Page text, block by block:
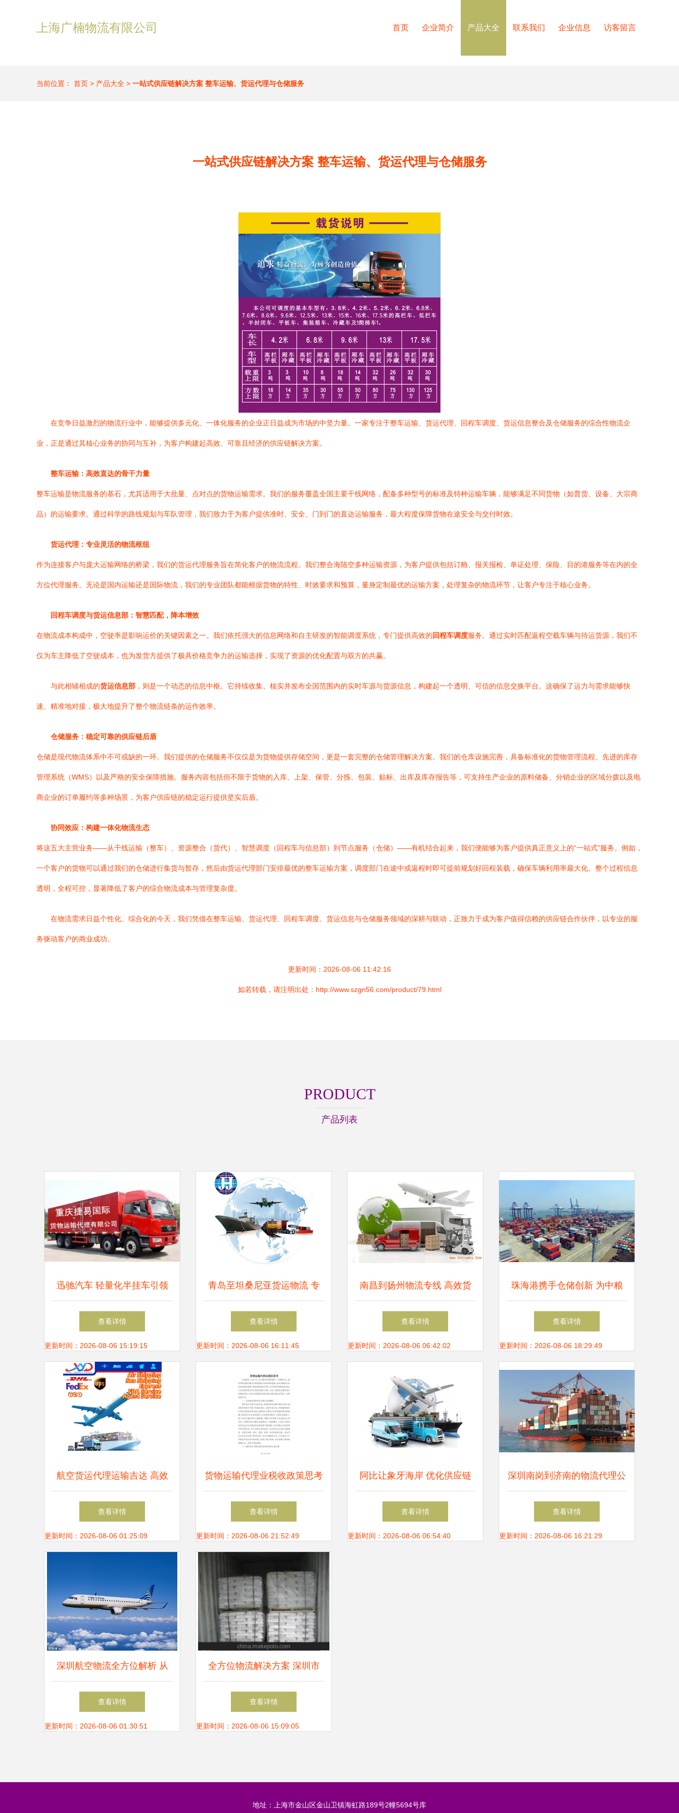
上海广楠物流有限公司 首页 企业简介 产品大全 联系我们 企业信息 访客留言
当前位置： 首页 > 产品大全 > 一站式供应链解决方案 整车运输、货运代理与仓储服务
一站式供应链解决方案 整车运输、货运代理与仓储服务
在竞争日益激烈的物流行业中，能够提供多元化、一体化服务的企业正日益成为市场的中坚力量。一家专注于整车运输、货运代理、回程车调度、货运信息整合及仓储服务的综合性物流企
业，正是通过其核心业务的协同与互补，为客户构建起高效、可靠且经济的供应链解决方案。
整车运输：高效直达的骨干力量
整车运输是物流服务的基石，尤其适用于大批量、点对点的货物运输需求。我们的服务覆盖全国主要干线网络，配备多种型号的标准及特种运输车辆，能够满足不同货物（如普货、设备、大宗商
品）的运输要求。通过科学的路线规划与车队管理，我们致力于为客户提供准时、安全、门到门的直达运输服务，最大程度保障货物在途安全与交付时效。
货运代理：专业灵活的物流枢纽
作为连接客户与庞大运输网络的桥梁，我们的货运代理服务旨在简化客户的物流流程。我们整合海陆空多种运输资源，为客户提供包括订舱、报关报检、单证处理、保险、目的港服务等在内的全
方位代理服务。无论是国内运输还是国际物流，我们的专业团队都能根据货物的特性、时效要求和预算，量身定制最优的运输方案，处理复杂的物流环节，让客户专注于核心业务。
回程车调度与货运信息部：智慧匹配，降本增效
在物流成本构成中，空驶率是影响运价的关键因素之一。我们依托强大的信息网络和自主研发的智能调度系统，专门提供高效的回程车调度服务。通过实时匹配返程空载车辆与待运货源，我们不
仅为车主降低了空驶成本，也为发货方提供了极具价格竞争力的运输选择，实现了资源的优化配置与双方的共赢。
与此相辅相成的货运信息部 ，则是一个动态的信息中枢。它持续收集、核实并发布全国范围内的实时车源与货源信息，构建起一个透明、可信的信息交换平台。这确保了运力与需求能够快
速、精准地对接，极大地提升了整个物流链条的运作效率。
仓储服务：稳定可靠的供应链后盾
仓储是现代物流体系中不可或缺的一环。我们提供的仓储服务不仅仅是为货物提供存储空间，更是一套完整的仓储管理解决方案。我们的仓库设施完善，具备标准化的货物管理流程、先进的库存
管理系统（WMS）以及严格的安全保障措施。服务内容包括但不限于货物的入库、上架、保管、分拣、包装、贴标、出库及库存报告等，可支持生产企业的原料储备、分销企业的区域分拨以及电
商企业的订单履约等多种场景，为客户供应链的稳定运行提供坚实后盾。
协同效应：构建一体化物流生态
将这五大主营业务——从干线运输（整车）、资源整合（货代）、智慧调度（回程车与信息部）到节点服务（仓储）——有机结合起来，我们便能够为客户提供真正意义上的“一站式”服务。例如，
一个客户的货物可以通过我们的仓储进行集货与暂存，然后由货运代理部门安排最优的整车运输方案，调度部门在途中或返程时即可提前规划好回程装载，确保车辆利用率最大化。整个过程信息
透明，全程可控，显著降低了客户的综合物流成本与管理复杂度。
在物流需求日益个性化、综合化的今天，我们凭借在整车运输、货运代理、回程车调度、货运信息与仓储服务领域的深耕与联动，正致力于成为客户值得信赖的供应链合作伙伴，以专业的服
务驱动客户的商业成功。
更新时间：2026-08-06 11:42:16
如若转载，请注明出处：http://www.szgn56.com/product/79.html
PRODUCT
产品列表
迅驰汽车 轻量化半挂车引领
物流运输新纪元
查看详情
更新时间：2026-08-06 15:19:15
青岛至坦桑尼亚货运物流 专
业仓储服务助力畅通贸易通道
查看详情
更新时间：2026-08-06 16:11:45
南昌到扬州物流专线 高效货
运与仓储服务的完美整合
查看详情
更新时间：2026-08-06 06:42:02
珠海港携手仓储创新 为中粮
集团打造高效粮食运输新通道
查看详情
更新时间：2026-08-06 18:29:49
航空货运代理运输吉达 高效
仓储服务全解析
查看详情
更新时间：2026-08-06 01:25:09
货物运输代理业税收政策思考
以仓储服务为切入点（专业
版）
查看详情
更新时间：2026-08-06 21:52:49
阿比让象牙海岸 优化供应链
的仓储服务新枢纽
查看详情
更新时间：2026-08-06 06:54:40
深圳南岗到济南的物流代理公
司 高效可靠的运输代理服务
查看详情
更新时间：2026-08-06 16:21:29
深圳航空物流全方位解析 从
红酒到电子产品的空运服务指
南
查看详情
更新时间：2026-08-06 01:30:51
全方位物流解决方案 深圳市
展宏捷货运代理，专业高效对
接香港到国内运输
查看详情
更新时间：2026-08-06 15:09:05
地址：上海市金山区金山卫镇海虹路189号2幢5694号库